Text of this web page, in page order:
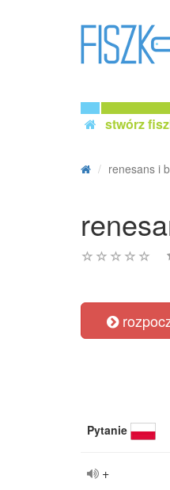
stwórz
renesans i
Pytanie
+